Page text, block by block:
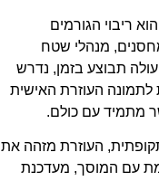
ריבוי הגורמים
מנהלי שטח
תבוצע בזמן, נדרש
לתמונה העוזרת האישית
מתמיד עם כולם.
העוזרת מזהה את
עם המוסך, מעדכנת